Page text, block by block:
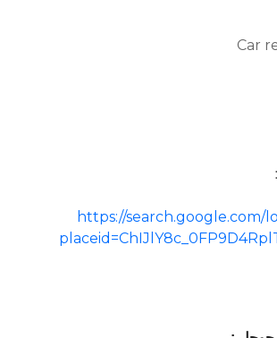
Car
https://search.google.com/